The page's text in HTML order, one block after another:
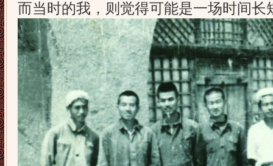
而当时的我，则觉得可能是一场时间长